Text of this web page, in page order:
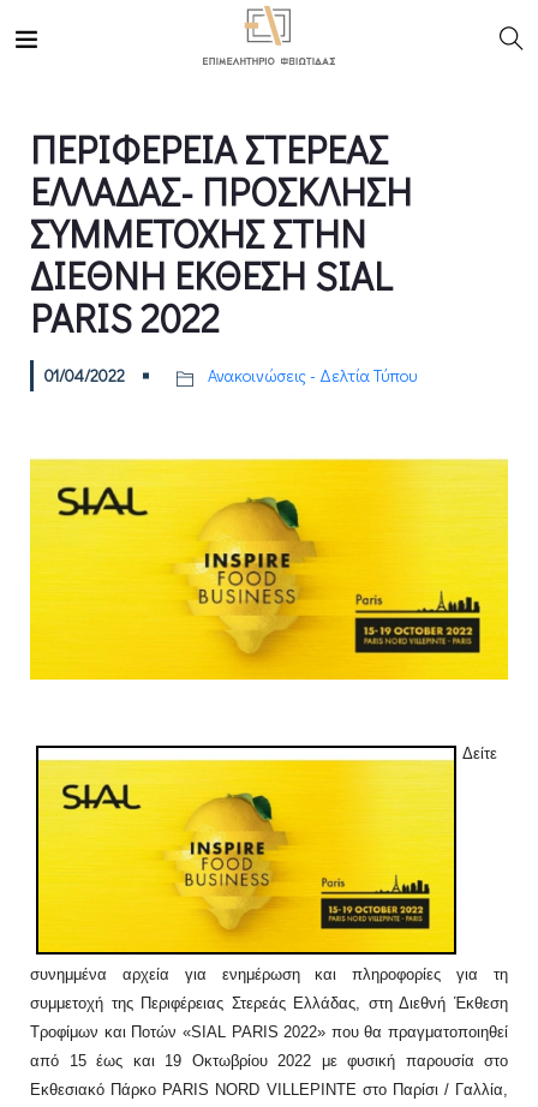
ΠΕΡΙΦΕΡΕΙΑ ΣΤΕΡΕΑΣ
ΕΛΛΑΔΑΣ- ΠΡΟΣΚΛΗΣΗ
ΣΥΜΜΕΤΟΧΗΣ ΣΤΗΝ
ΔΙΕΘΝΗ ΕΚΘΕΣΗ SIAL
PARIS 2022
01/04/2022 Ανακοινώσεις - Δελτία Τύπου
Δείτε
συνημμένα αρχεία για ενημέρωση και πληροφορίες για τη
συμμετοχή της Περιφέρειας Στερεάς Ελλάδας, στη Διεθνή Έκθεση
Τροφίμων και Ποτών «SIAL PARIS 2022» που θα πραγματοποιηθεί
από 15 έως και 19 Οκτωβρίου 2022 με φυσική παρουσία στο
Εκθεσιακό Πάρκο PARIS NORD VILLEPINTE στο Παρίσι / Γαλλία,